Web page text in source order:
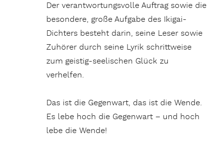
Der verantwortungsvolle Auftrag sowie die
besondere, große Aufgabe des Ikigai-
Dichters besteht darin, seine Leser sowie
Zuhörer durch seine Lyrik schrittweise
zum geistig-seelischen Glück zu
verhelfen.
Das ist die Gegenwart, das ist die Wende.
Es lebe hoch die Gegenwart – und hoch
lebe die Wende!